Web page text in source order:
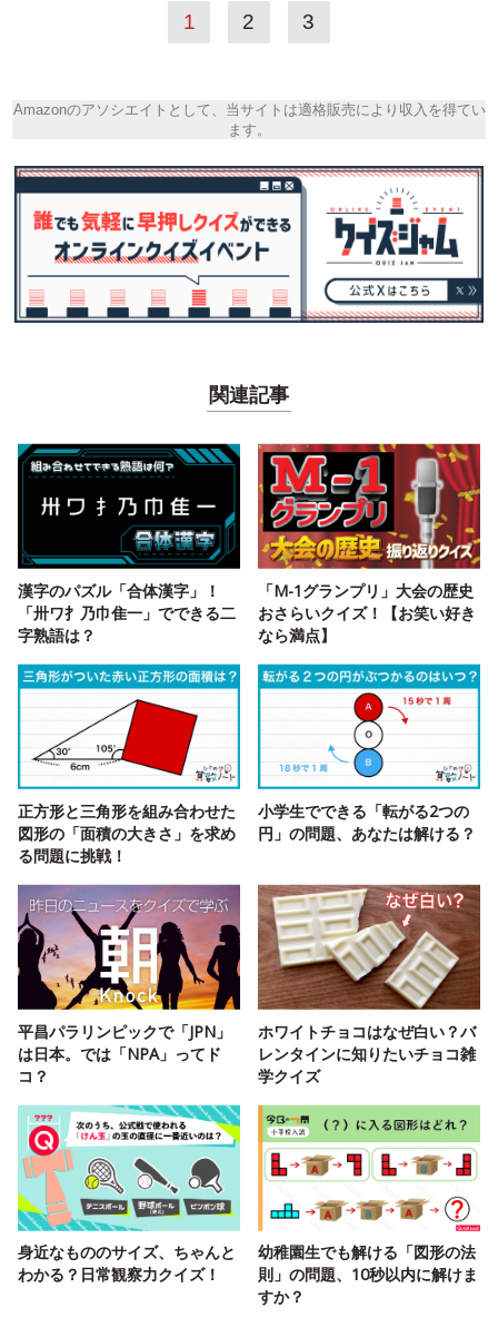
1 2 3
Amazonのアソシエイトとして、当サイトは適格販売により収入を得てい
ます。
関連記事
漢字のパズル「合体漢字」！
「卅ワ扌乃巾隹一」でできる二
字熟語は？
「M-1グランプリ」大会の歴史
おさらいクイズ！【お笑い好き
なら満点】
正方形と三角形を組み合わせた
図形の「面積の大きさ」を求め
る問題に挑戦！
小学生でできる「転がる2つの
円」の問題、あなたは解ける？
平昌パラリンピックで「JPN」
は日本。では「NPA」ってド
コ？
ホワイトチョコはなぜ白い？バ
レンタインに知りたいチョコ雑
学クイズ
身近なもののサイズ、ちゃんと
わかる？日常観察力クイズ！
幼稚園生でも解ける「図形の法
則」の問題、10秒以内に解けま
すか？